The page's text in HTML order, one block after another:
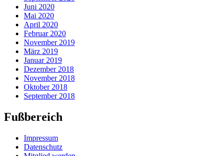
Juni 2020
Mai 2020
April 2020
Februar 2020
November 2019
März 2019
Januar 2019
Dezember 2018
November 2018
Oktober 2018
September 2018
Fußbereich
Impressum
Datenschutz